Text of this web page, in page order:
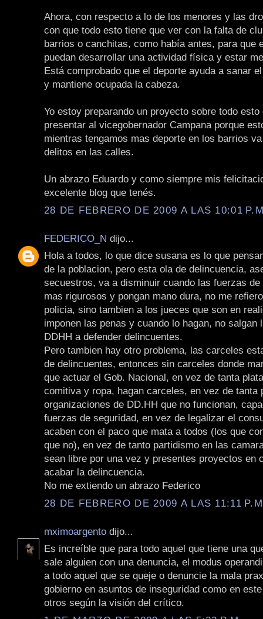
Ahora, con respecto a lo de los menores y las
con que todo esto tiene que ver con la falta de
barrios o canchitas, como había antes, para que
puedan desarrollar una actividad física y estar
Está comprobado que el deporte ayuda a sanar
y mantiene ocupada la cabeza.
Yo estoy preparando un proyecto sobre todo
presentar al vicegobernador Campana porque
mientras tengamos mas deporte en los barrios
delitos en las calles.
Un abrazo Eduardo y como siempre mis
excelente blog que tenés.
28 DE FEBRERO DE 2009 A LAS 10:01
FEDERICO_N dijo...
Hola a todos, lo que dice susana es lo que
de la poblacion, pero esta ola de delincuencia,
secuestros, va a disminuir cuando las fuerzas de
mas rigurosos y pongan mano dura, no me
policia, sino tambien a los jueces que son en
imponen las penas y cuando lo hagan, no salgan
DDHH a defender delincuentes.
Pero tambien hay otro problema, las carceles
de delincuentes, entonces sin carceles donde
que actuar el Gob. Nacional, en vez de tanta
comitiva y ropa, hagan carceles, en vez de tanta
organizaciones de DD.HH que no funcionan,
fuerzas de seguridad, en vez de legalizar el
acaben con el paco que mata a todos (los que
que no), en vez de tanto partidismo en las
sean libre por una vez y presentes proyectos en
acabar la delincuencia.
No me extiendo un abrazo Federico
28 DE FEBRERO DE 2009 A LAS 11:11
mximoargento dijo...
Es increíble que para todo aquel que tiene una
sale alguien con una denuncia, el modus
a todo aquel que se queje o denuncie la mala
gobierno en asuntos de inseguridad como en
otros según la visión del crítico.